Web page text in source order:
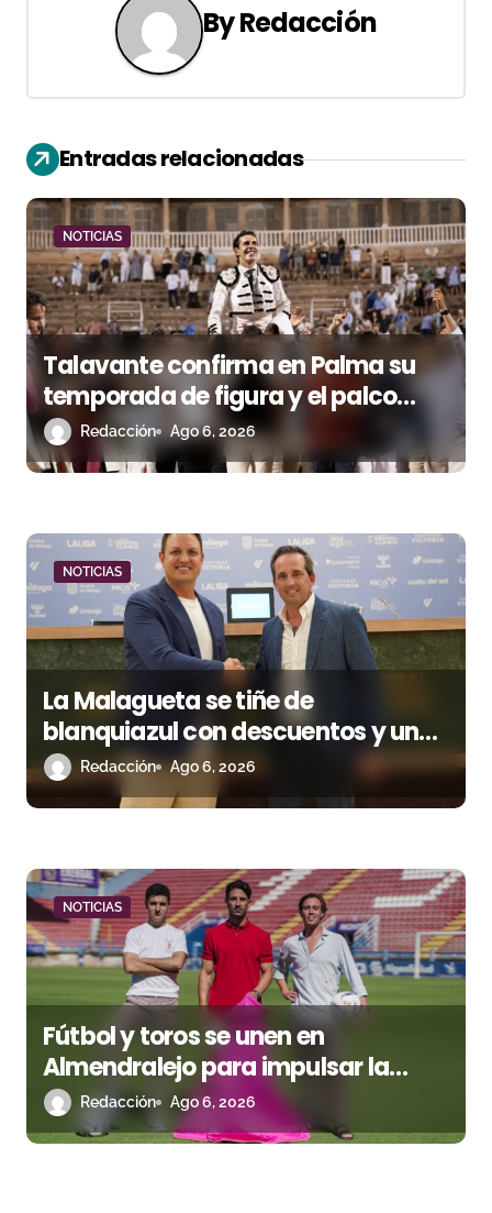
c
i
ó
n
d
e
e
n
t
a
d
a
ByRedacción
Entradas relacionadas
NOTICIAS
Talavante confirma en Palma su
temporada de figura y el palco
niega el premio a Roca Rey
Redacción Ago 6, 2026
NOTICIAS
La Malagueta se tiñe de
blanquiazul con descuentos y una
corrida homenaje al Málaga CF
Redacción Ago 6, 2026
NOTICIAS
Fútbol y toros se unen en
Almendralejo para impulsar la
corrida de la Piedad
Redacción Ago 6, 2026